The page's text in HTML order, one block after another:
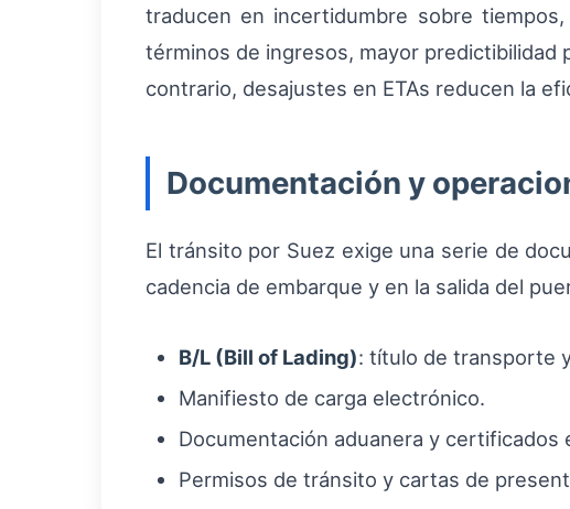
traducen en incertidumbre sobre
términos de ingresos, mayor
contrario, desajustes en ETAs reducen la
Documentación y
El tránsito por Suez exige una serie de
cadencia de embarque y en la salida del
B/L (Bill of Lading): título de transporte
Manifiesto de carga electrónico.
Documentación aduanera y
Permisos de tránsito y cartas de